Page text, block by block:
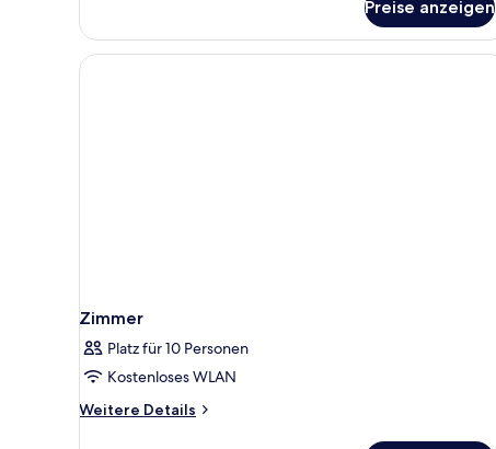
Preise anzeigen
Zimmer
Platz für 10 Personen
Kostenloses WLAN
Weitere Details
Weitere